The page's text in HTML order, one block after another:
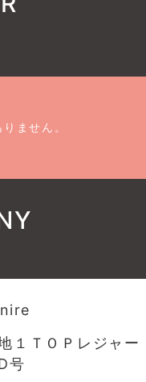
ません。
１ＴＯＰレジャー
号